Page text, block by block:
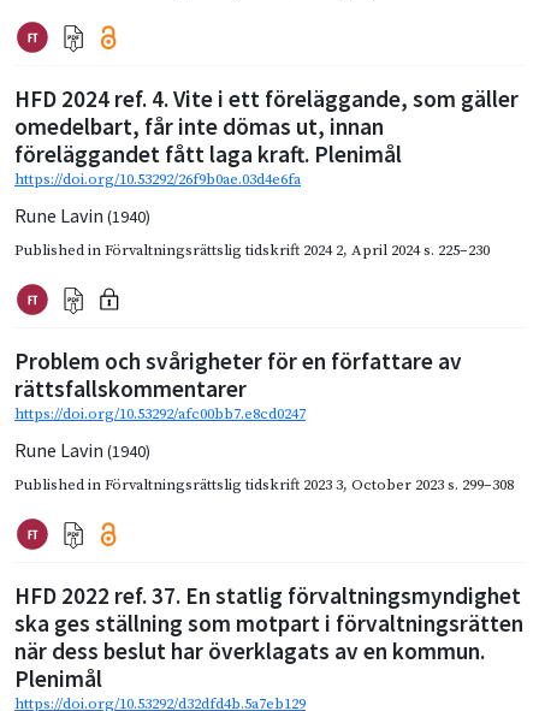
HFD 2024 ref. 4. Vite i ett föreläggande, som gäller
omedelbart, får inte dömas ut, innan
föreläggandet fått laga kraft. Plenimål
https://doi.org/10.53292/26f9b0ae.03d4e6fa
Rune Lavin (1940)
Published inFörvaltningsrättslig tidskrift 2024 2, April 2024s. 225–230
Problem och svårigheter för en författare av
rättsfallskommentarer
https://doi.org/10.53292/afc00bb7.e8cd0247
Rune Lavin (1940)
Published inFörvaltningsrättslig tidskrift 2023 3, October 2023s. 299–308
HFD 2022 ref. 37. En statlig förvaltningsmyndighet
ska ges ställning som motpart i förvaltningsrätten
när dess beslut har överklagats av en kommun.
Plenimål
https://doi.org/10.53292/d32dfd4b.5a7eb129